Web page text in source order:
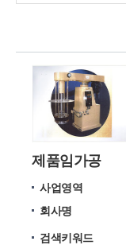
제품임가공
사업영역
회사명
검색키워드